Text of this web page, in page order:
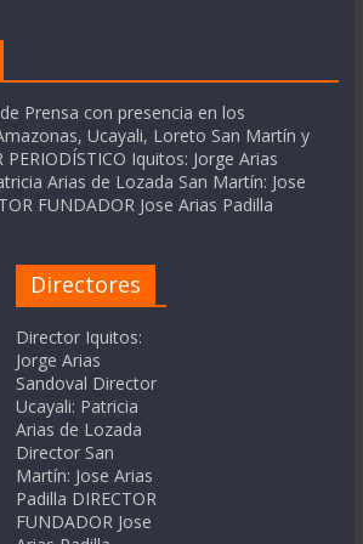
Prensa con presencia en los
Ucayali, Loreto San Martín y
PERIODÍSTICO Iquitos: Jorge Arias
Arias de Lozada San Martín: Jose
FUNDADOR Jose Arias Padilla
Directores
Director Iquitos:
Jorge Arias
Sandoval Director
Ucayali: Patricia
Arias de Lozada
Director San
Martín: Jose Arias
Padilla DIRECTOR
FUNDADOR Jose